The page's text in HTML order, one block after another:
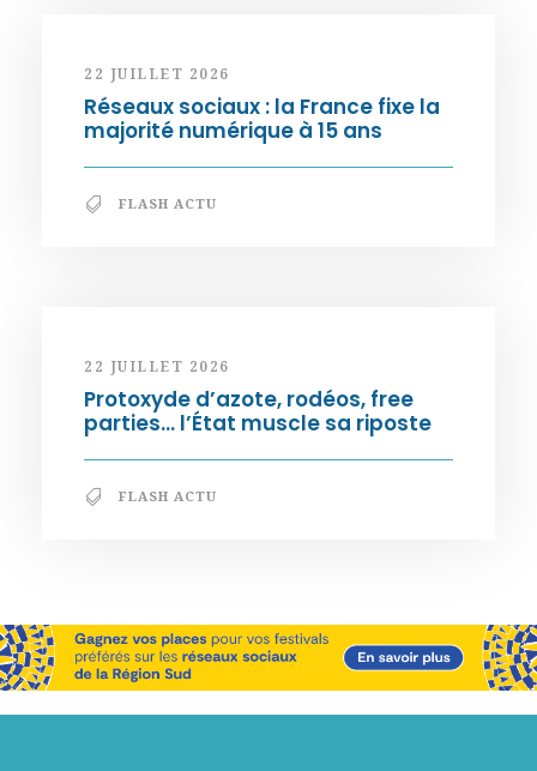
22 JUILLET 2026
Réseaux sociaux : la France fixe la
majorité numérique à 15 ans
FLASH ACTU
22 JUILLET 2026
Protoxyde d’azote, rodéos, free
parties… l’État muscle sa riposte
FLASH ACTU